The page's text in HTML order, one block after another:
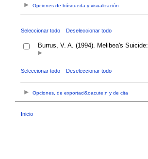
Opciones de búsqueda y visualización
Seleccionar todo Deseleccionar todo
Burrus, V. A. (1994). Melibea's
Seleccionar todo Deseleccionar todo
Opciones, de exportaci&oacute;n y de cita
Inicio